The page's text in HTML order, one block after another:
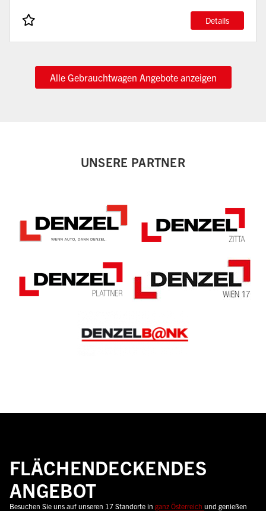
Details
Alle Gebrauchtwagen Angebote anzeigen
UNSERE PARTNER
FLÄCHENDECKENDES
ANGEBOT
Besuchen Sie uns auf unseren 17 Standorte in ganz Österreich und genießen